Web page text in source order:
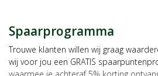
Spaarprogramma
Trouwe klanten willen wij graag
wij voor jou een GRATIS